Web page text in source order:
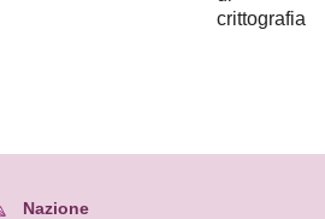
Nazione